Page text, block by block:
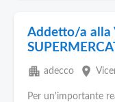
Addetto/a alla
apartment adecco place
Per un'importante